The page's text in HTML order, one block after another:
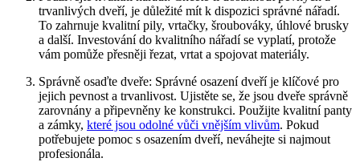
trvanlivých dveří, je důležité mít k dispozici správné nářadí.
To zahrnuje kvalitní pily, vrtačky, šroubováky, úhlové brusky
a další. Investování do kvalitního nářadí se vyplatí, protože
vám pomůže přesněji řezat, vrtat a spojovat materiály.
Správně osaďte dveře: Správné osazení dveří je klíčové pro
jejich pevnost a trvanlivost. Ujistěte se, že jsou dveře správně
zarovnány a připevněny ke konstrukci. Použijte kvalitní panty
a zámky, které jsou odolné vůči vnějším vlivům. Pokud
potřebujete pomoc s osazením dveří, neváhejte si najmout
profesionála.